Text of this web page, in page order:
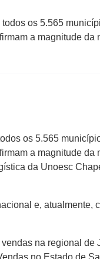
os 5.565
a magnitude da
os 5.565
a magnitude da
da Unoesc
e, atualmente,
na regional de
no Estado de